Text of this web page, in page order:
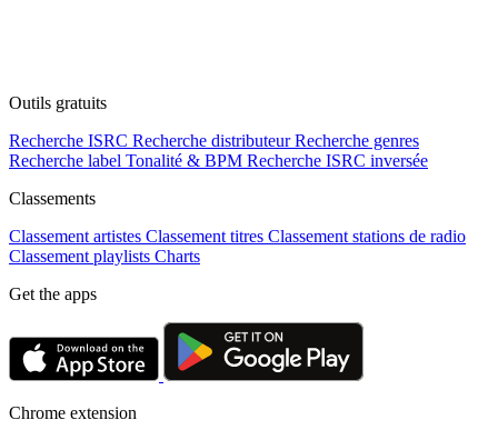
Outils gratuits
Recherche ISRC Recherche distributeur Recherche genres
Recherche label Tonalité & BPM Recherche ISRC inversée
Classements
Classement artistes Classement titres Classement stations de radio
Classement playlists Charts
Get the apps
Chrome extension